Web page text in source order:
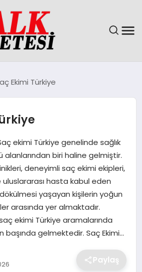
Ekimi Türkiye
ekimi Türkiye genelinde sağlık
alanlarından biri haline gelmiştir.
deneyimli saç ekimi ekipleri,
uluslararası hasta kabul eden
yaşayan kişilerin yoğun
arasında yer almaktadır.
ekimi Türkiye aramalarında
başında gelmektedir. Saç Ekimi…
Paylaş